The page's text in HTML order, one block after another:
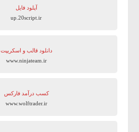
آپلود فایل
up.20script.ir
دانلود قالب و اسکریپت
www.ninjateam.ir
کسب درآمد فارکس
www.wolftrader.ir